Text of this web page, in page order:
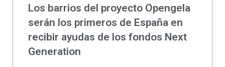
Los barrios del proyecto Opengela
serán los primeros de España en
recibir ayudas de los fondos Next
Generation